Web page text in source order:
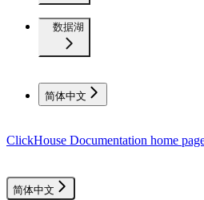
数据湖
简体中文
ClickHouse Documentation home
简体中文